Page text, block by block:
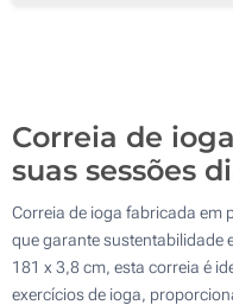
Correia de
suas sessões
Correia de ioga fabricada em
que garante sustentabilidade
181 x 3,8 cm, esta correia é
exercícios de ioga,